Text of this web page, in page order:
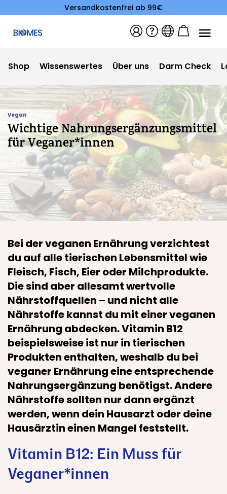
Versandkostenfrei ab 99€
Shop Wissenswertes Über uns Darm Check
Vegan
Wichtige Nahrungsergänzungsmittel
für Veganer*innen
Bei der veganen Ernährung verzichtest
du auf alle tierischen Lebensmittel wie
Fleisch, Fisch, Eier oder Milchprodukte.
Die sind aber allesamt wertvolle
Nährstoffquellen – und nicht alle
Nährstoffe kannst du mit einer veganen
Ernährung abdecken. Vitamin B12
beispielsweise ist nur in tierischen
Produkten enthalten, weshalb du bei
veganer Ernährung eine entsprechende
Nahrungsergänzung benötigst. Andere
Nährstoffe sollten nur dann ergänzt
werden, wenn dein Hausarzt oder deine
Hausärztin einen Mangel feststellt.
Vitamin B12: Ein Muss für
Veganer*innen